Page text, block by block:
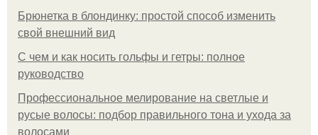
Брюнетка в блондинку: простой способ изменить
свой внешний вид
С чем и как носить гольфы и гетры: полное
руководство
Профессиональное мелирование на светлые и
русые волосы: подбор правильного тона и ухода за
волосами